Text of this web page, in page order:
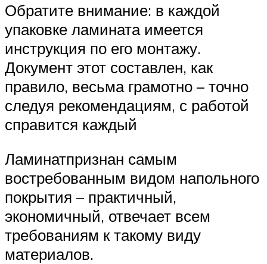
Обратите внимание: в каждой
упаковке ламината имеется
инструкция по его монтажу.
Документ этот составлен, как
правило, весьма грамотно – точно
следуя рекомендациям, с работой
справится каждый
Ламинатпризнан самым
востребованным видом напольного
покрытия – практичный,
экономичный, отвечает всем
требованиям к такому виду
материалов.